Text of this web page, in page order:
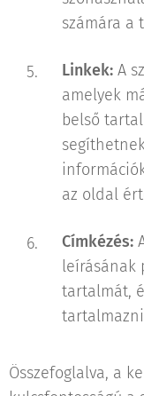
számára a
Linkek: A
amelyek
belső
az oldal
Címkézés:
leírásának
tartalmát,
Összefoglalva, a